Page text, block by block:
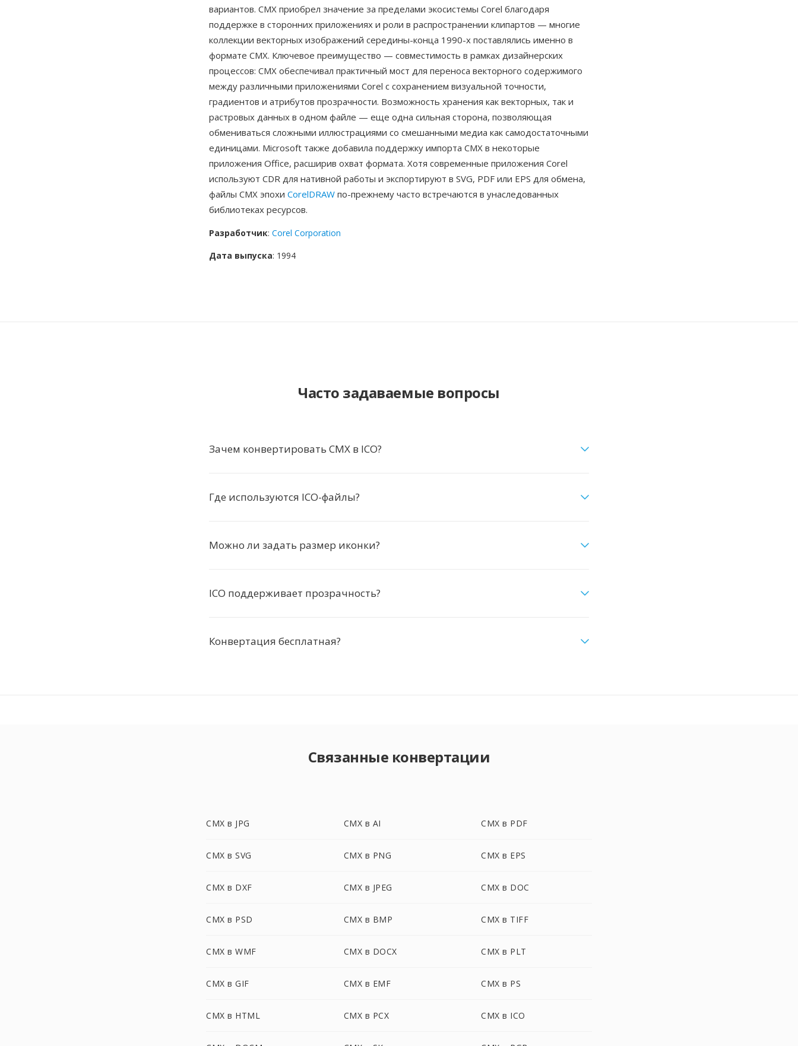
вариантов. CMX приобрел значение за пределами экосистемы Corel благодаря
поддержке в сторонних приложениях и роли в распространении клипартов — многие
коллекции векторных изображений середины-конца 1990-х поставлялись именно в
формате CMX. Ключевое преимущество — совместимость в рамках дизайнерских
процессов: CMX обеспечивал практичный мост для переноса векторного содержимого
между различными приложениями Corel с сохранением визуальной точности,
градиентов и атрибутов прозрачности. Возможность хранения как векторных, так и
растровых данных в одном файле — еще одна сильная сторона, позволяющая
обмениваться сложными иллюстрациями со смешанными медиа как самодостаточными
единицами. Microsoft также добавила поддержку импорта CMX в некоторые
приложения Office, расширив охват формата. Хотя современные приложения Corel
используют CDR для нативной работы и экспортируют в SVG, PDF или EPS для обмена,
файлы CMX эпохи CorelDRAW по-прежнему часто встречаются в унаследованных
библиотеках ресурсов.
Разработчик: Corel Corporation
Дата выпуска: 1994
Часто задаваемые вопросы
Зачем конвертировать CMX в ICO?
Где используются ICO-файлы?
Можно ли задать размер иконки?
ICO поддерживает прозрачность?
Конвертация бесплатная?
Связанные конвертации
CMX в JPG CMX в AI CMX в PDF
CMX в SVG CMX в PNG CMX в EPS
CMX в DXF CMX в JPEG CMX в DOC
CMX в PSD CMX в BMP CMX в TIFF
CMX в WMF CMX в DOCX CMX в PLT
CMX в GIF CMX в EMF CMX в PS
CMX в HTML CMX в PCX CMX в ICO